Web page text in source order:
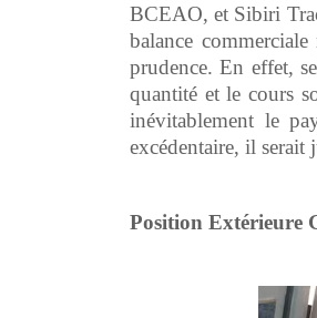
BCEAO, et Sibiri
balance
prudence. En effet,
quantité et le cours
inévitablement le
excédentaire, il
Position Extérieure